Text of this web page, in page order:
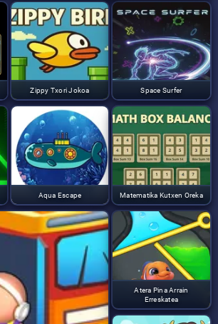
Zippy Txori Jokoa Space Surfer
Aqua Escape Matematika Kutxen Oreka
Atera Pina Arrain
Erreskatea